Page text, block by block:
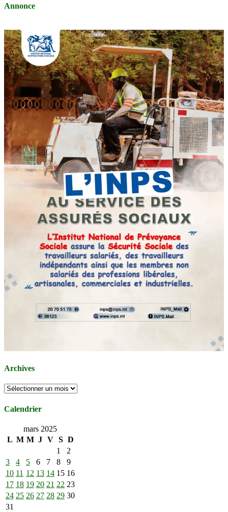
Annonce
Archives
Archives
Calendrier
mars 2025
L M M J V S D
1
2
3
4 5 6 7 8
9
10 11 12 13 14 15 16
17 18 19 20 21 22 23
24 25 26 27 28 29 30
31